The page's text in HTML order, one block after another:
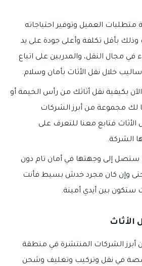
متطلبات العميل وتوفير احتياجاته
وذلك بأقل تكلفة وأعلى جودة على يد
مجال النقل، والمدربين على اتباع
خلال نقل الأثاث بأمان وسلام.
بكيفية نقل أثاثك من رأس الخيمة أو
لك مجموعة من أبرز الشركات
فتابع معنا للتعرف على
الشركة.
ستصل إلى وجهتها في أمان تام دون
وإن كان مجرد خدش بسيط فأنت
بين أيدي أمينة.
الأثاث
أبرز الشركات المنتشرة في منطقة
في نقل وتركيب وتغليف وشحن